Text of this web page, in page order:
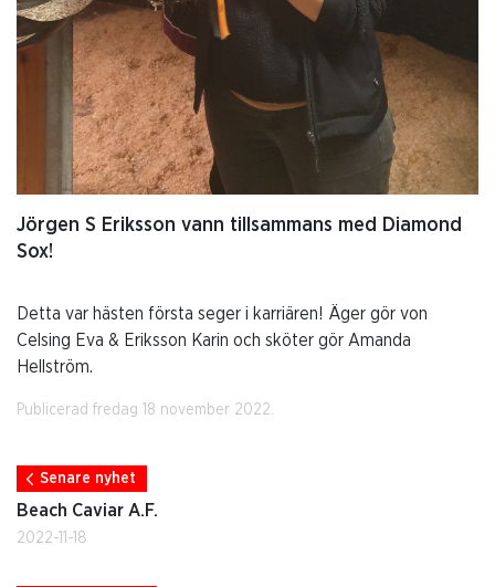
Jörgen S Eriksson vann tillsammans med Diamond
Sox!
Detta var hästen första seger i karriären! Äger gör von
Celsing Eva & Eriksson Karin och sköter gör Amanda
Hellström.
Publicerad fredag 18 november 2022.
Senare nyhet
Beach Caviar A.F.
2022-11-18